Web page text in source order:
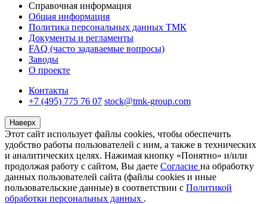
Справочная информация
Общая информация
Политика персональных данных ТМК
Документы и регламенты
FAQ (часто задаваемые вопросы)
Заводы
О проекте
Контакты
+7 (495) 775 76 07 stock@tmk-group.com
Наверх
Этот сайт использует файлы cookies, чтобы обеспечить
удобство работы пользователей с ним, а также в технических
и аналитических целях. Нажимая кнопку «Понятно» и/или
продолжая работу с сайтом, Вы даете Согласие на обработку
данных пользователей сайта (файлы cookies и иные
пользовательские данные) в соответствии с Политикой
обработки персональных данных .